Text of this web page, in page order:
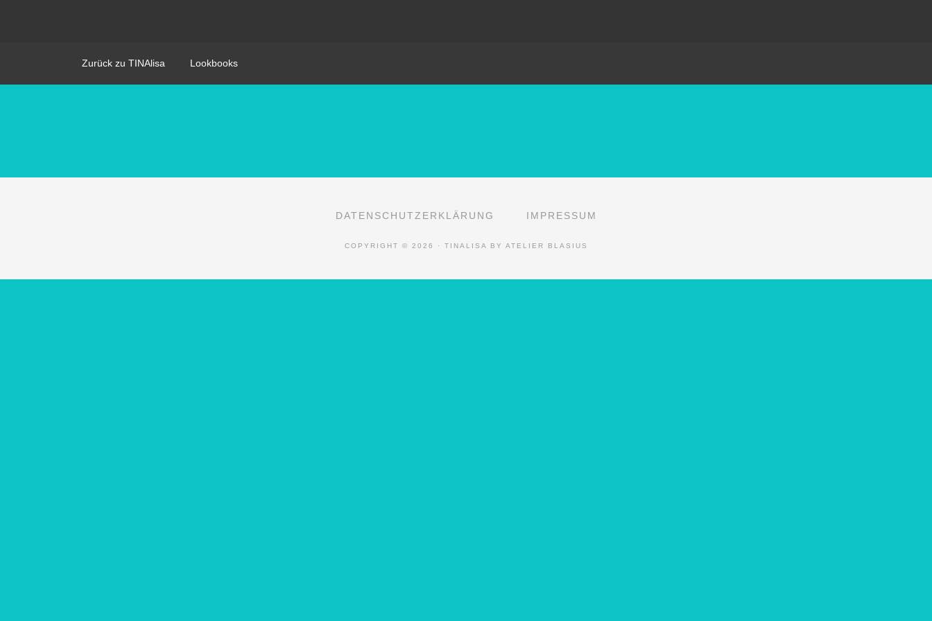
Zurück zu TINAlisa Lookbooks
DATENSCHUTZERKLÄRUNG IMPRESSUM
COPYRIGHT © 2026 · TINALISA BY ATELIER BLASIUS